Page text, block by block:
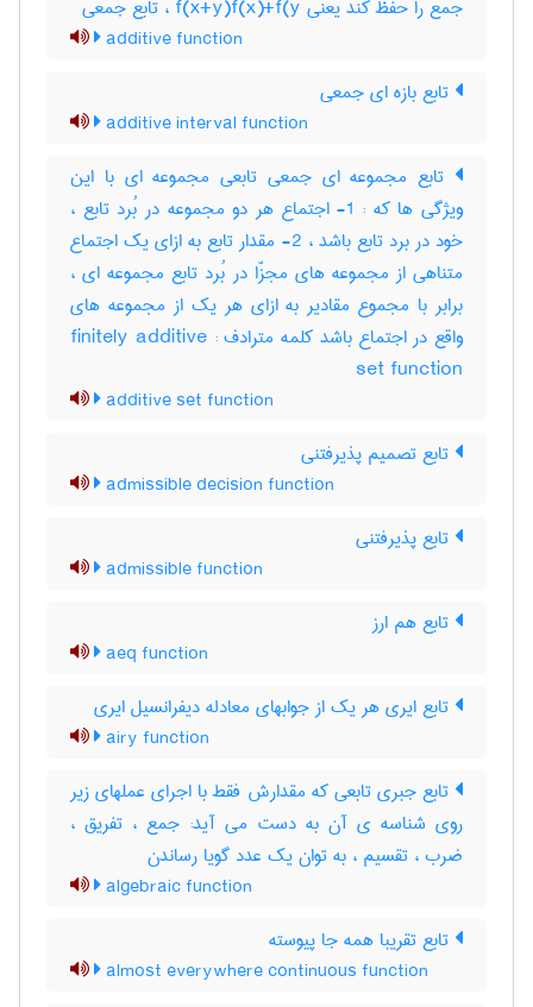
جمع را حفظ کند یعنی f(x+y)f(x)+f(y ، تابع جمعی
additive function
تابع بازه ای جمعی
additive interval function
تابع مجموعه ای جمعی تابعی مجموعه ای با این
ویژگی ها که : 1- اجتماع هر دو مجموعه در بُرد تابع ،
خود در برد تابع باشد ، 2- مقدار تابع به ازای یک اجتماع
متناهی از مجموعه های مجزّا در بُرد تابع مجموعه ای ،
برابر با مجموع مقادیر به ازای هر یک از مجموعه های
واقع در اجتماع باشد کلمه مترادف : finitely additive
set function
additive set function
تابع تصمیم پذیرفتنی
admissible decision function
تابع پذیرفتنی
admissible function
تابع هم ارز
aeq function
تابع ایری هر یک از جوابهای معادله دیفرانسیل ایری
airy function
تابع جبری تابعی که مقدارش فقط با اجرای عملهای زیر
روی شناسه ی آن به دست می آید: جمع ، تفریق ،
ضرب ، تقسیم ، به توان یک عدد گویا رساندن
algebraic function
تابع تقریبا همه جا پیوسته
almost everywhere continuous function